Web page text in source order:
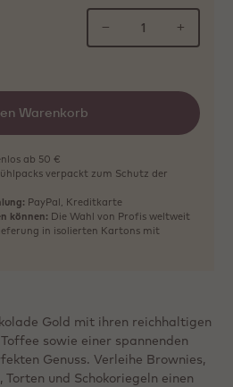
− +
Warenkorb
ab 50 €
verpackt zum Schutz der
PayPal, Kreditkarte
können: Die Wahl von Profis weltweit
in isolierten Kartons mit
Gold mit ihren reichhaltigen
sowie einer spannenden
Genuss. Verleihe Brownies,
Torten und Schokoriegeln einen